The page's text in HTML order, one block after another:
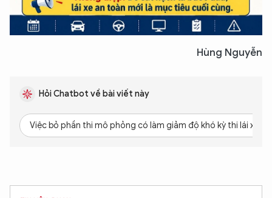
Hùng Nguyễn
Hỏi Chatbot về bài viết này
Việc bỏ phần thi mô phỏng có làm giảm độ khó kỳ thi lái xe